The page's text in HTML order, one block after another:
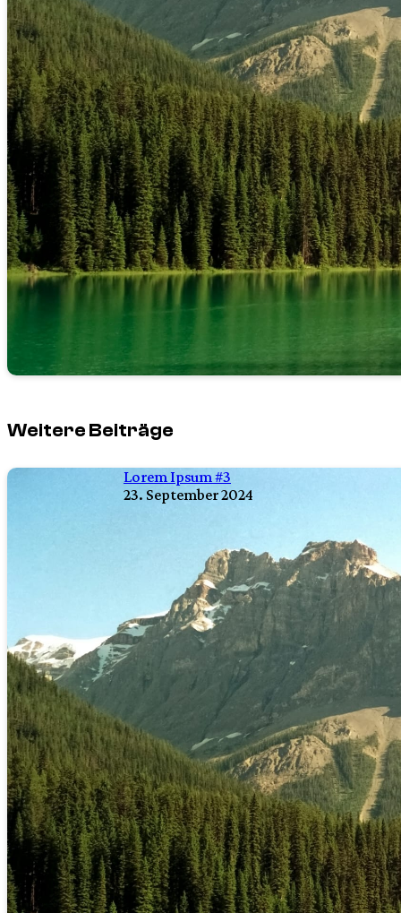
Weitere Beiträge
Lorem Ipsum #3
23. September 2024